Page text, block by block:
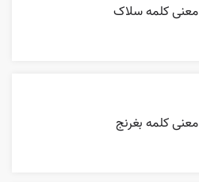
معنی کلمه سلاک
معنی کلمه بغرنج